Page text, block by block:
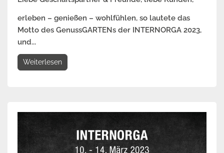
erleben – genießen – wohlfühlen, so lautete das
Motto des GenussGARTENs der INTERNORGA 2023,
und...
Weiterlesen